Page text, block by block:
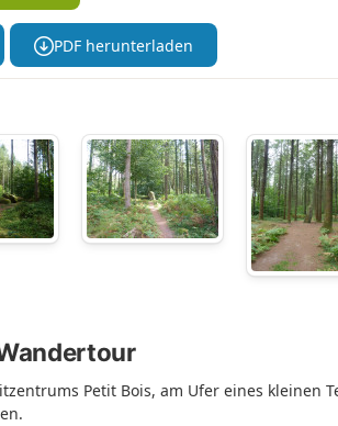
PDF herunterladen
Petit Bois, am Ufer eines kleinen